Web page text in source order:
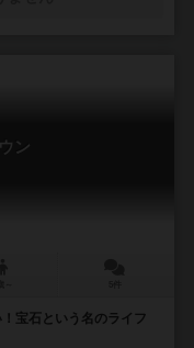
ン
宝石という名のライフ